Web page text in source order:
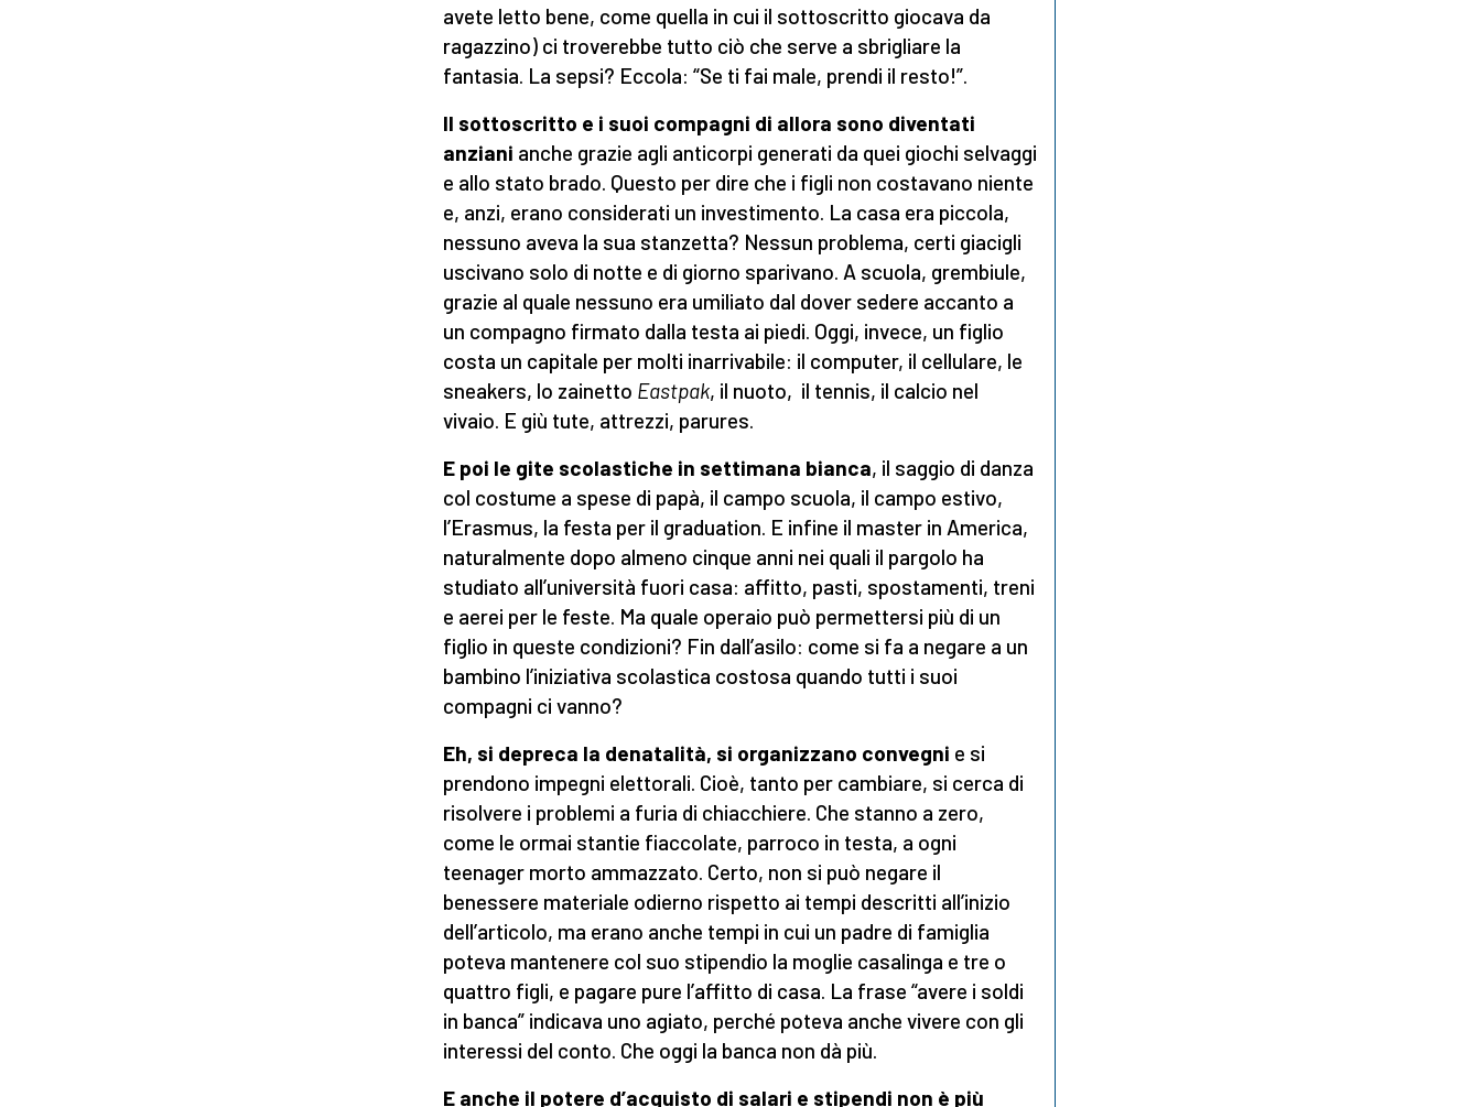
avete letto bene, come quella in cui il sottoscritto giocava da
ragazzino) ci troverebbe tutto ciò che serve a sbrigliare la
fantasia. La sepsi? Eccola: “Se ti fai male, prendi il resto!”.
Il sottoscritto e i suoi compagni di allora sono diventati
anziani anche grazie agli anticorpi generati da quei giochi selvaggi
e allo stato brado. Questo per dire che i figli non costavano niente
e, anzi, erano considerati un investimento. La casa era piccola,
nessuno aveva la sua stanzetta? Nessun problema, certi giacigli
uscivano solo di notte e di giorno sparivano. A scuola, grembiule,
grazie al quale nessuno era umiliato dal dover sedere accanto a
un compagno firmato dalla testa ai piedi. Oggi, invece, un figlio
costa un capitale per molti inarrivabile: il computer, il cellulare, le
sneakers, lo zainetto Eastpak, il nuoto, il tennis, il calcio nel
vivaio. E giù tute, attrezzi, parures.
E poi le gite scolastiche in settimana bianca, il saggio di danza
col costume a spese di papà, il campo scuola, il campo estivo,
l’Erasmus, la festa per il graduation. E infine il master in America,
naturalmente dopo almeno cinque anni nei quali il pargolo ha
studiato all’università fuori casa: affitto, pasti, spostamenti, treni
e aerei per le feste. Ma quale operaio può permettersi più di un
figlio in queste condizioni? Fin dall’asilo: come si fa a negare a un
bambino l’iniziativa scolastica costosa quando tutti i suoi
compagni ci vanno?
Eh, si depreca la denatalità, si organizzano convegni e si
prendono impegni elettorali. Cioè, tanto per cambiare, si cerca di
risolvere i problemi a furia di chiacchiere. Che stanno a zero,
come le ormai stantie fiaccolate, parroco in testa, a ogni
teenager morto ammazzato. Certo, non si può negare il
benessere materiale odierno rispetto ai tempi descritti all’inizio
dell’articolo, ma erano anche tempi in cui un padre di famiglia
poteva mantenere col suo stipendio la moglie casalinga e tre o
quattro figli, e pagare pure l’affitto di casa. La frase “avere i soldi
in banca” indicava uno agiato, perché poteva anche vivere con gli
interessi del conto. Che oggi la banca non dà più.
E anche il potere d’acquisto di salari e stipendi non è più